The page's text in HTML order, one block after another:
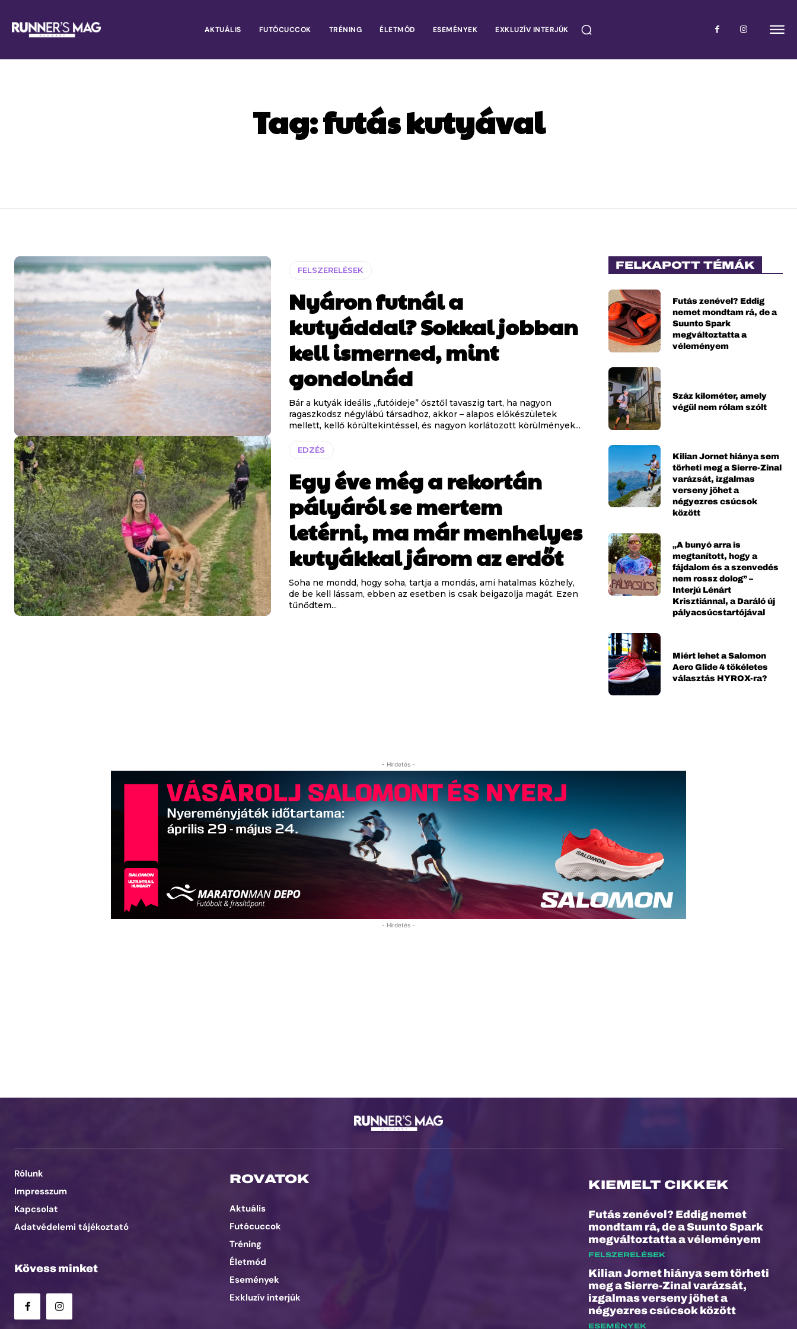
AKTUÁLIS FUTÓCUCCOK TRÉNING ÉLETMÓD ESEMÉNYEK EXKLUZÍV INTERJÚK
Tag:futás kutyával
FELSZERELÉSEK
Nyáron futnál a
kutyáddal? Sokkal jobban
kell ismerned, mint
gondolnád
Bár a kutyák ideális „futóideje” ősztől tavaszig tart, ha nagyon
ragaszkodsz négylábú társadhoz, akkor – alapos előkészületek
mellett, kellő körültekintéssel, és nagyon korlátozott körülmények...
EDZÉS
Egy éve még a rekortán
pályáról se mertem
letérni, ma már menhelyes
kutyákkal járom az erdőt
Soha ne mondd, hogy soha, tartja a mondás, ami hatalmas közhely,
de be kell lássam, ebben az esetben is csak beigazolja magát. Ezen
tűnődtem...
FELKAPOTT TÉMÁK
Futás zenével? Eddig
nemet mondtam rá, de a
Suunto Spark
megváltoztatta a
véleményem
Száz kilométer, amely
végül nem rólam szólt
Kilian Jornet hiánya sem
törheti meg a Sierre-Zinal
varázsát, izgalmas
verseny jöhet a
négyezres csúcsok
között
„A bunyó arra is
megtanított, hogy a
fájdalom és a szenvedés
nem rossz dolog” –
Interjú Lénárt
Krisztiánnal, a Daráló új
pályacsúcstartójával
Miért lehet a Salomon
Aero Glide 4 tökéletes
választás HYROX-ra?
- Hirdetés -
- Hirdetés -
Rólunk
Impresszum
Kapcsolat
Adatvédelemi tájékoztató
Kövess minket
ROVATOK
Aktuális
Futócuccok
Tréning
Életmód
Események
Exkluzív interjúk
KIEMELT CIKKEK
Futás zenével? Eddig nemet
mondtam rá, de a Suunto Spark
megváltoztatta a véleményem
FELSZERELÉSEK
Kilian Jornet hiánya sem törheti
meg a Sierre-Zinal varázsát,
izgalmas verseny jöhet a
négyezres csúcsok között
ESEMÉNYEK